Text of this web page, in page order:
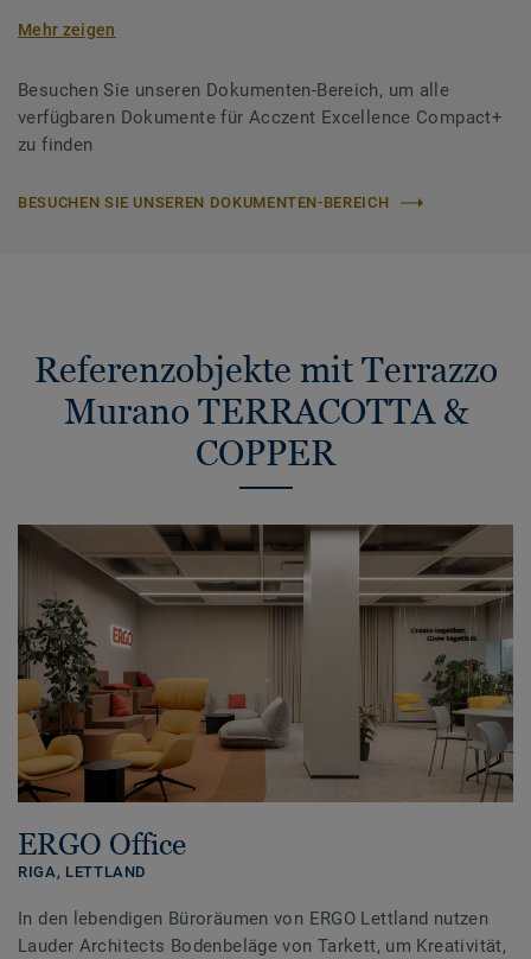
Mehr zeigen
Besuchen Sie unseren Dokumenten-Bereich, um alle
verfügbaren Dokumente für Acczent Excellence Compact+
zu finden
BESUCHEN SIE UNSEREN DOKUMENTEN-BEREICH
Referenzobjekte mit Terrazzo
Murano TERRACOTTA &
COPPER
ERGO Office
RIGA, LETTLAND
In den lebendigen Büroräumen von ERGO Lettland nutzen
Lauder Architects Bodenbeläge von Tarkett, um Kreativität,